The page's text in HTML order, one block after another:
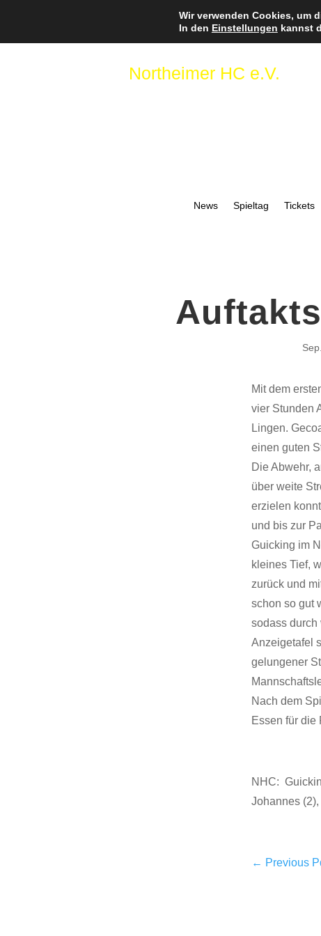
Northeimer HC e.V.
News Spieltag Tickets
Mit dem
vier Stunden
Lingen.
einen guten
Die Abwehr,
über weite
erzielen
und bis zur
Guicking im
kleines Tief,
zurück und
schon so gut
sodass durch
Anzeigetafel
gelungener
Nach dem
Essen für die
NHC:
Johannes
← Previous
Wir verwenden Cookies, um
In den Einstellungen kannst